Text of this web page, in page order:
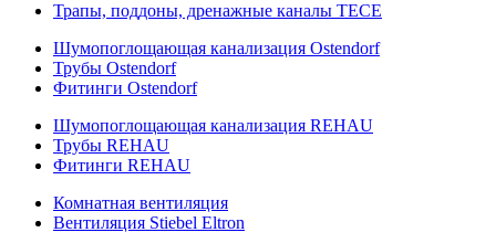
Трапы, поддоны, дренажные каналы TECE
Шумопоглощающая канализация Ostendorf
Трубы Ostendorf
Фитинги Ostendorf
Шумопоглощающая канализация REHAU
Трубы REHAU
Фитинги REHAU
Комнатная вентиляция
Вентиляция Stiebel Eltron